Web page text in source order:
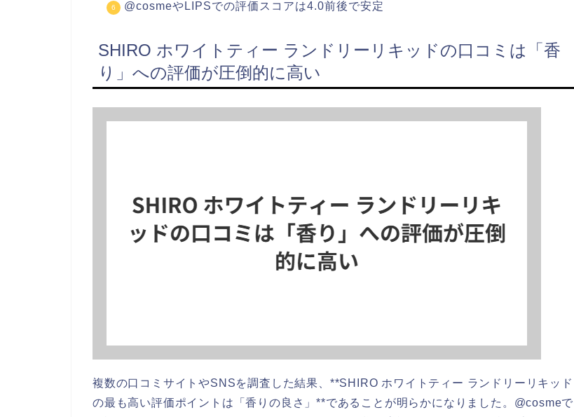
@cosmeやLIPSでの評価スコアは4.0前後で安定
SHIRO ホワイトティー ランドリーリキッドの口コミは「香
り」への評価が圧倒的に高い
複数の口コミサイトやSNSを調査した結果、**SHIRO ホワイトティー ランドリーリキッド
の最も高い評価ポイントは「香りの良さ」**であることが明らかになりました。@cosmeで